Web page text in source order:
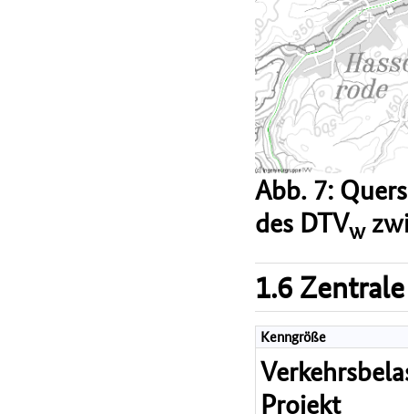
Abb. 7:
des DTVw
1.6
Kenngröße
Projekt